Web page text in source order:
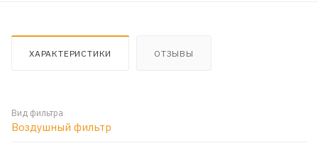
ХАРАКТЕРИСТИКИ ОТЗЫВЫ
Вид фильтра
Воздушный фильтр